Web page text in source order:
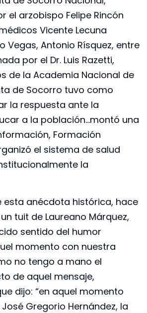
el arzobispo Felipe Rincón
Vicente Lecuna
Vegas, Antonio Rísquez, entre
por el Dr. Luis Razetti,
de la Academia Nacional de
de Socorro tuvo como
la respuesta ante la
a la población…montó una
Formación
el sistema de salud
la
esta anécdota histórica, hace
tuit de Laureano Márquez,
sentido del humor
momento con nuestra
no tengo a mano el
de aquel mensaje,
dijo: “en aquel momento
José Gregorio Hernández, la